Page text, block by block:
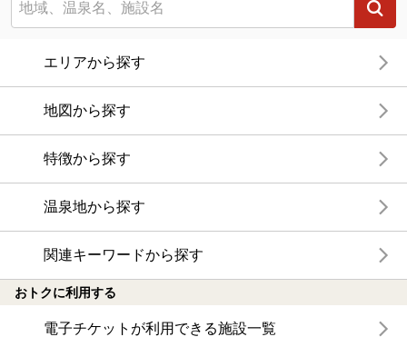
エリアから探す
地図から探す
特徴から探す
温泉地から探す
関連キーワードから探す
おトクに利用する
電子チケットが利用できる施設一覧